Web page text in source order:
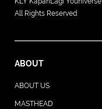
All Rights Reserved
ABOUT
ABOUT US
MASTHEAD